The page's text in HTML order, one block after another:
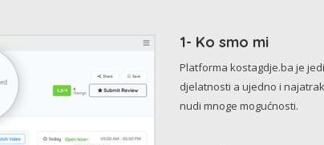
1- Ko smo mi
Platforma kostagdje.ba je
djelatnosti a ujedno i
nudi mnoge mogućnosti.